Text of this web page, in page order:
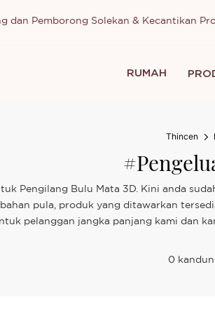
dan Pemborong Solekan & Kecantikan
RUMAH
Thincen
Pengilang Bulu Mata 3D. Kini anda
pula, produk yang ditawarkan
pelanggan jangka panjang kami dan
0